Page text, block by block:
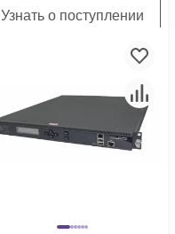
Узнать о поступлении